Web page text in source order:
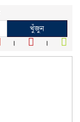
খুঁজুন